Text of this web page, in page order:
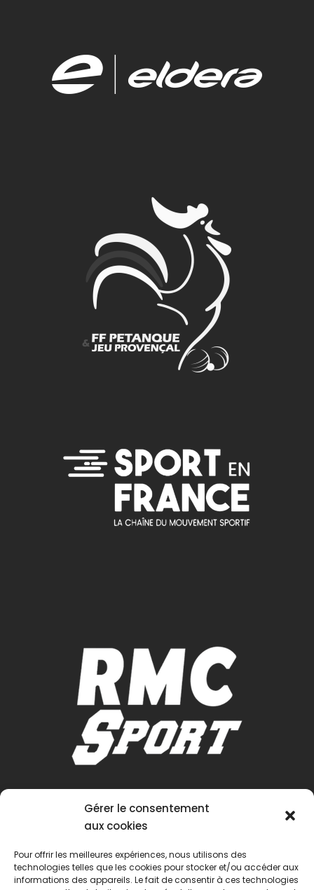
Gérer le consentement
aux cookies
Pour offrir les meilleures expériences, nous utilisons des
technologies telles que les cookies pour stocker et/ou accéder aux
informations des appareils. Le fait de consentir à ces technologies